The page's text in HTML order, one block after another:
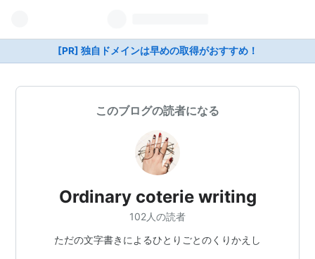
[PR] 独自ドメインは早めの取得がおすすめ！
このブログの読者になる
Ordinary coterie writing
102人の読者
ただの文字書きによるひとりごとのくりかえし